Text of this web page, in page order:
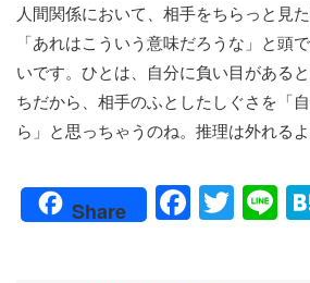
人間関係において、相手をちらっと見
「あれはこういう意味だろうな」と頭
いです。ひとは、自分に負い目がある
ちだから、相手のふとしたしぐさを
ら」と思っちゃうのね。推理は外れるよ
Share
F
T
Li